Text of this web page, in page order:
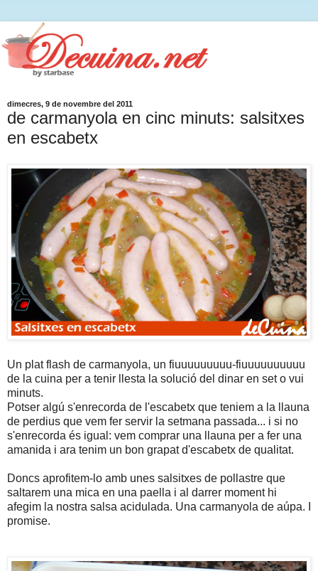
dimecres, 9 de novembre del 2011
de carmanyola en cinc minuts: salsitxes
en escabetx
Un plat flash de carmanyola, un fiuuuuuuuuu-fiuuuuuuuuuu
de la cuina per a tenir llesta la solució del dinar en set o vui
minuts.
Potser algú s'enrecorda de l'escabetx que teniem a la llauna
de perdius que vem fer servir la setmana passada... i si no
s'enrecorda és igual: vem comprar una llauna per a fer una
amanida i ara tenim un bon grapat d'escabetx de qualitat.
Doncs aprofitem-lo amb unes salsitxes de pollastre que
saltarem una mica en una paella i al darrer moment hi
afegim la nostra salsa acidulada. Una carmanyola de aúpa. I
promise.